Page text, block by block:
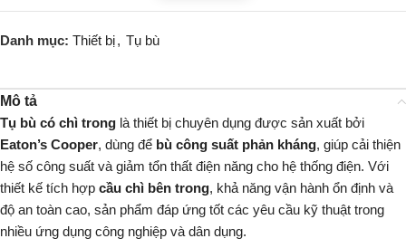
Danh mục: Thiết bị, Tụ bù
Mô tả
Tụ bù có chì trong là thiết bị chuyên dụng được sản xuất bởi
Eaton’s Cooper, dùng để bù công suất phản kháng, giúp cải thiện
hệ số công suất và giảm tổn thất điện năng cho hệ thống điện. Với
thiết kế tích hợp cầu chì bên trong, khả năng vận hành ổn định và
độ an toàn cao, sản phẩm đáp ứng tốt các yêu cầu kỹ thuật trong
nhiều ứng dụng công nghiệp và dân dụng.